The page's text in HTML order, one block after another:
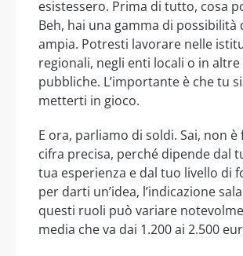
esistessero. Prima di tutto, cosa
Beh, hai una gamma di possibilità
ampia. Potresti lavorare nelle
regionali, negli enti locali o in
pubbliche. L’importante è che tu
metterti in gioco.
E ora, parliamo di soldi. Sai, non è
cifra precisa, perché dipende dal
tua esperienza e dal tuo livello di
per darti un’idea, l’indicazione
questi ruoli può variare
media che va dai 1.200 ai 2.500